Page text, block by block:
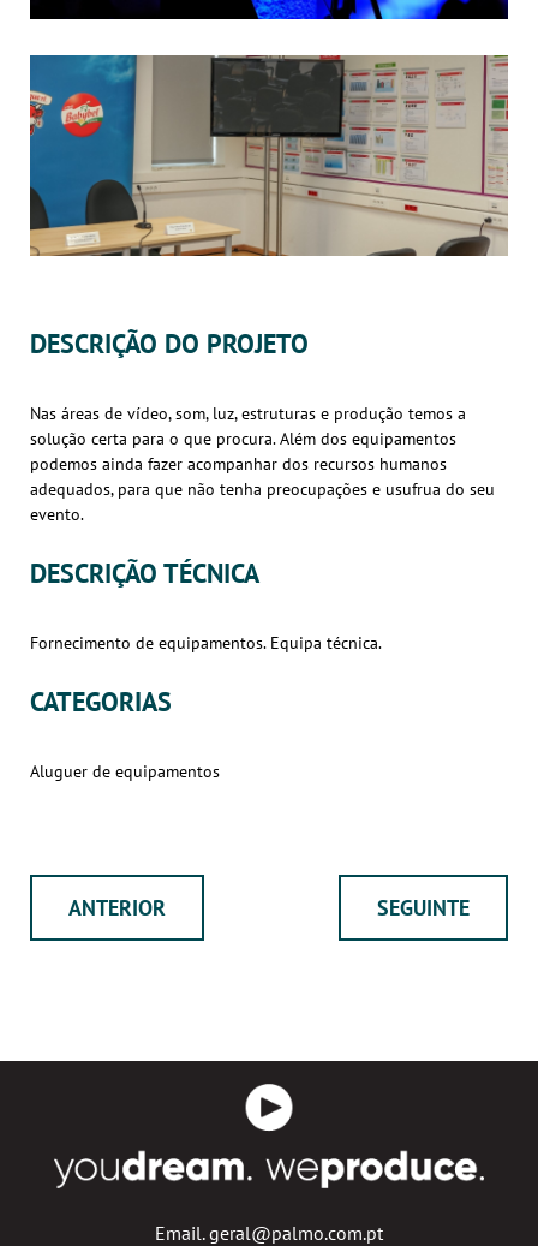
DESCRIÇÃO DO PROJETO
Nas áreas de vídeo, som, luz, estruturas e produção temos a
solução certa para o que procura. Além dos equipamentos
podemos ainda fazer acompanhar dos recursos humanos
adequados, para que não tenha preocupações e usufrua do seu
evento.
DESCRIÇÃO TÉCNICA
Fornecimento de equipamentos. Equipa técnica.
CATEGORIAS
Aluguer de equipamentos
ANTERIOR SEGUINTE
Email. geral@palmo.com.pt